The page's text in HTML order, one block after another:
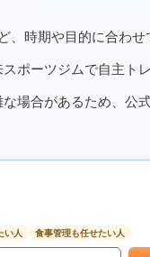
、時期や目的に合わせ
ポーツジムで自主ト
場合があるため、公
い人 食事管理も任せたい人